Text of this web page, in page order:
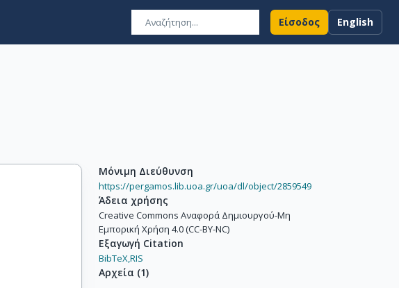
Είσοδος English
Μόνιμη Διεύθυνση
https://pergamos.lib.uoa.gr/uoa/dl/object/2859549
Άδεια χρήσης
Creative Commons Αναφορά Δημιουργού-Μη
Εμπορική Χρήση 4.0 (CC-BY-NC)
Εξαγωγή Citation
BibTeX,RIS
Αρχεία (1)